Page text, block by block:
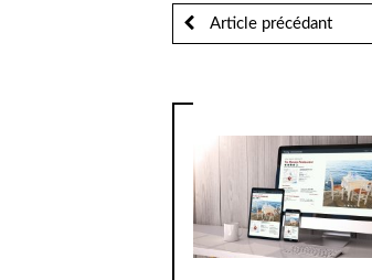
Article précédant